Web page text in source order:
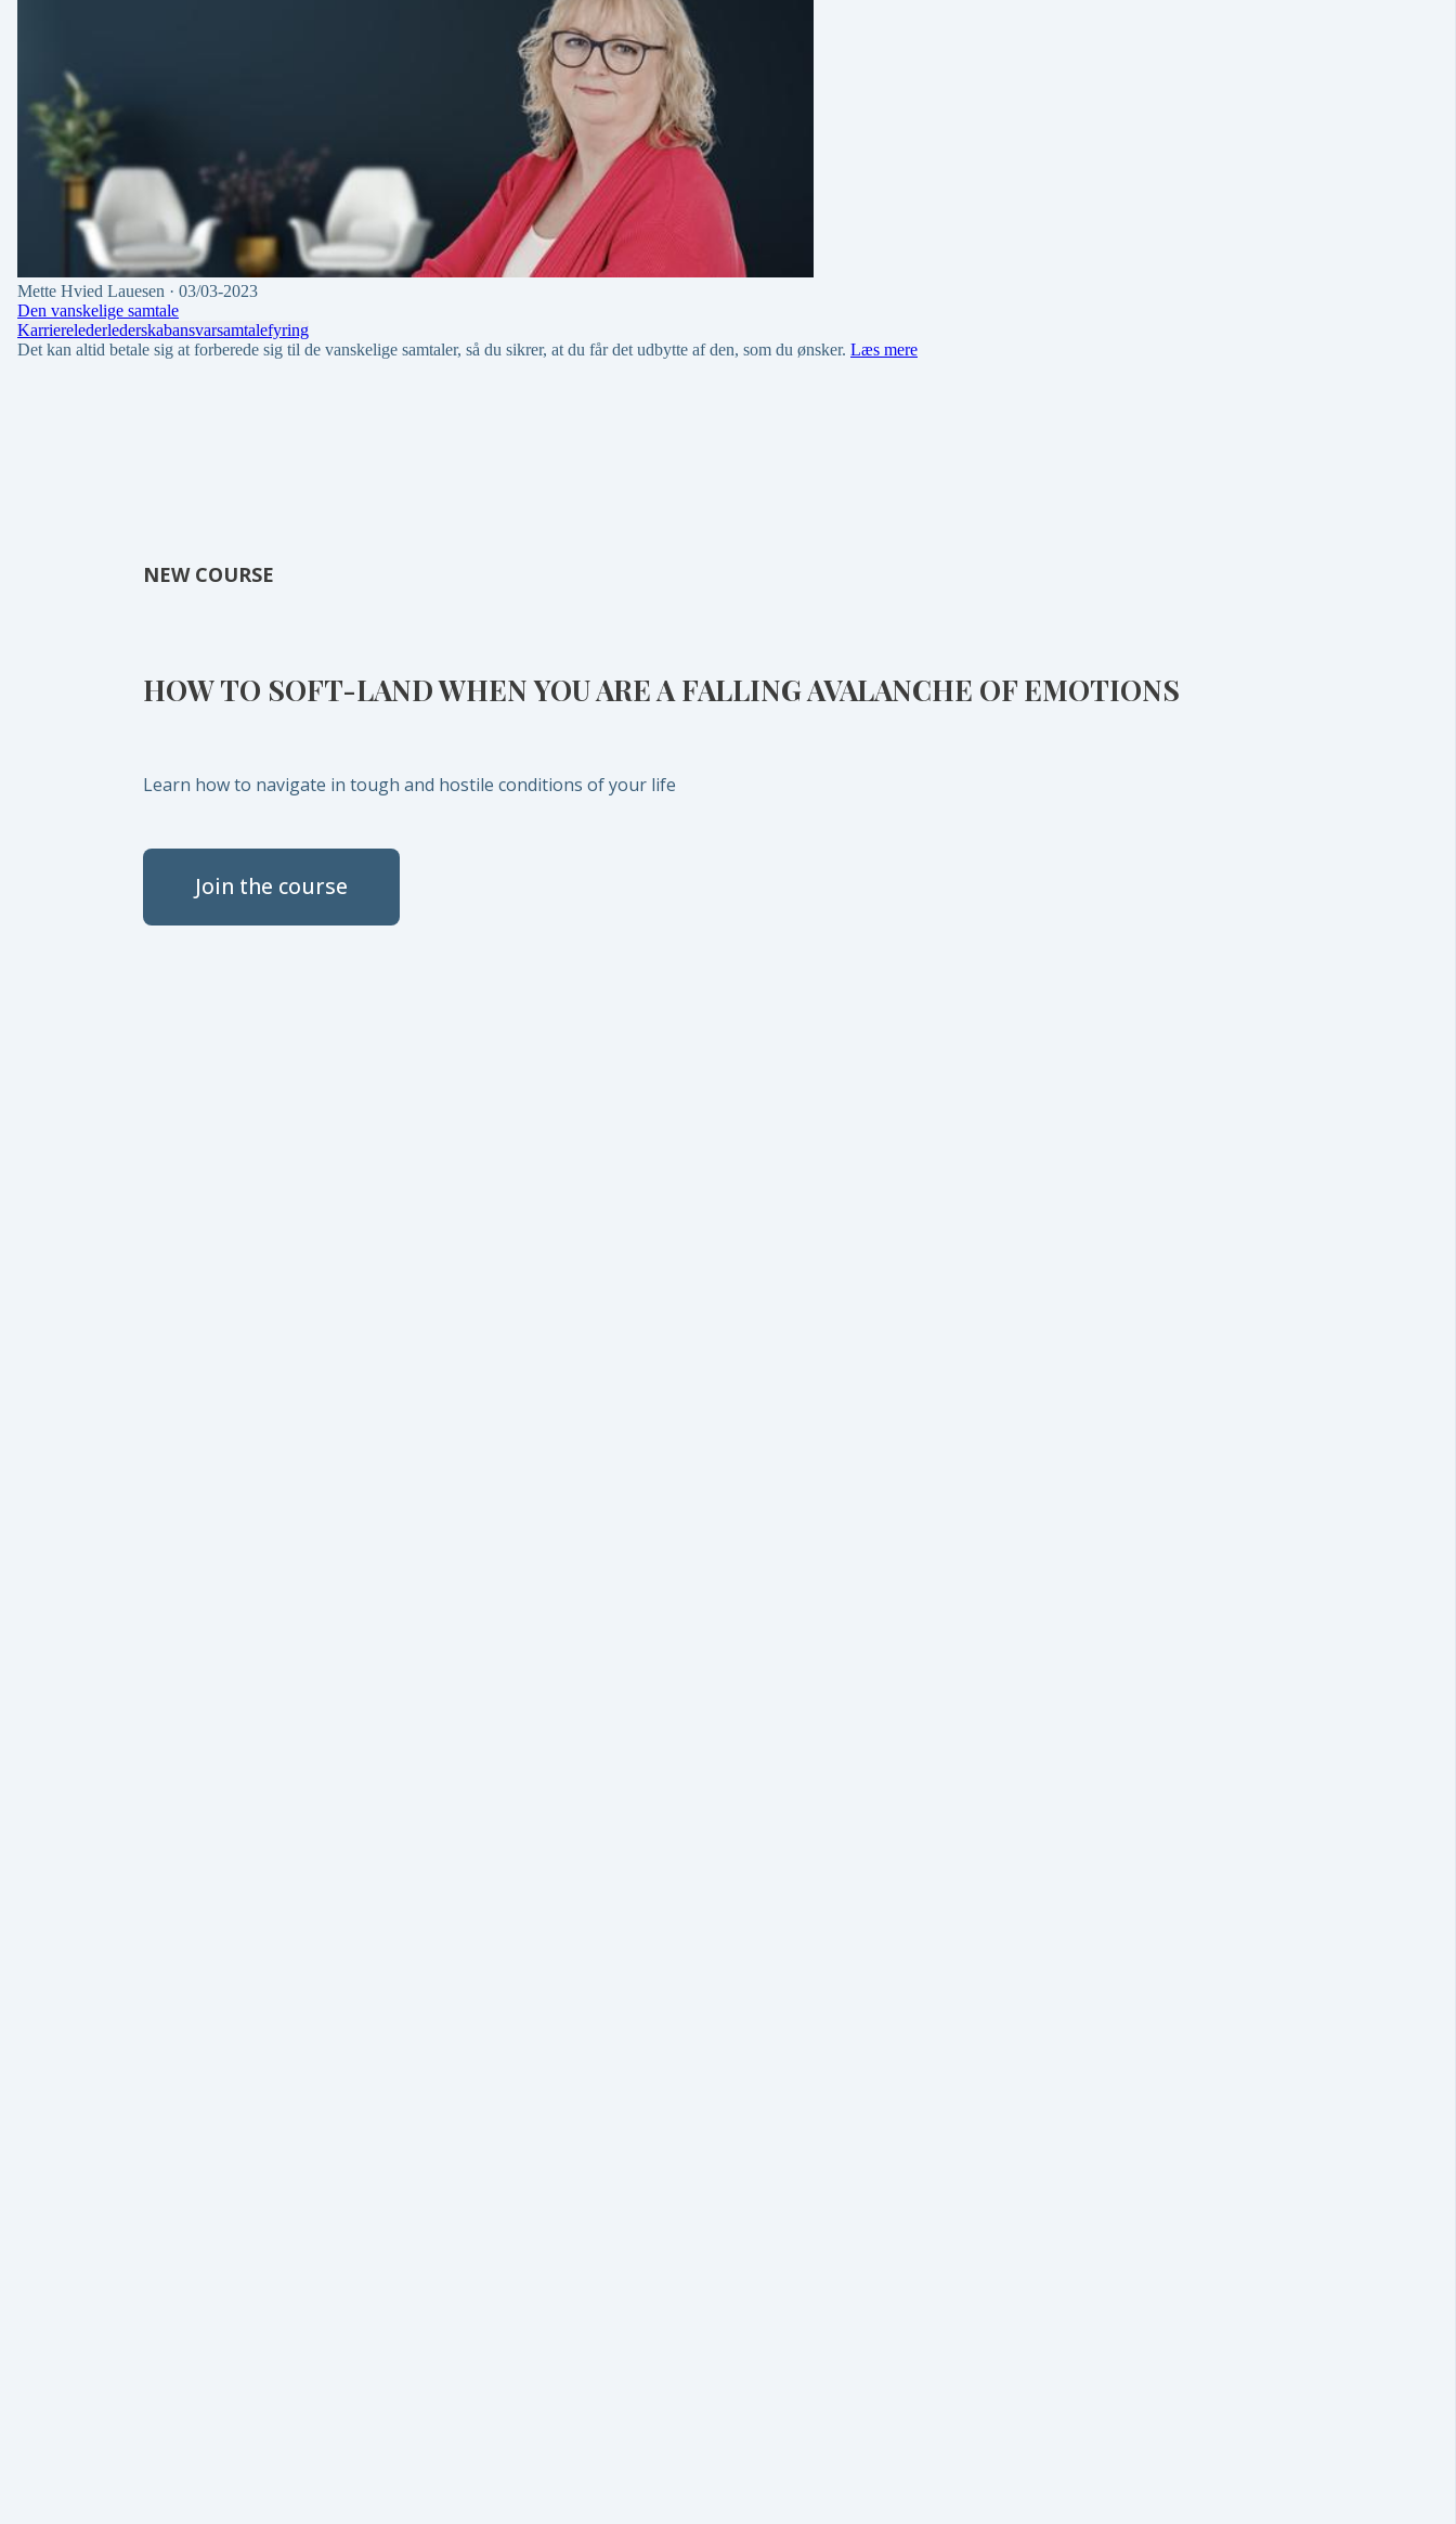
Mette Hvied Lauesen · 03/03-2023
Den vanskelige samtale
Karrierelederlederskabansvarsamtalefyring
Det kan altid betale sig at forberede sig til de vanskelige samtaler, så du sikrer, at du får det udbytte af den, som du ønsker. Læs mere
NEW COURSE
HOW TO SOFT-LAND WHEN YOU ARE A FALLING AVALANCHE OF EMOTIONS
Learn how to navigate in tough and hostile conditions of your life
Join the course